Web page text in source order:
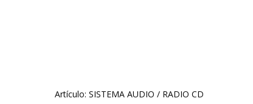
Artículo: SISTEMA AUDIO / RADIO CD